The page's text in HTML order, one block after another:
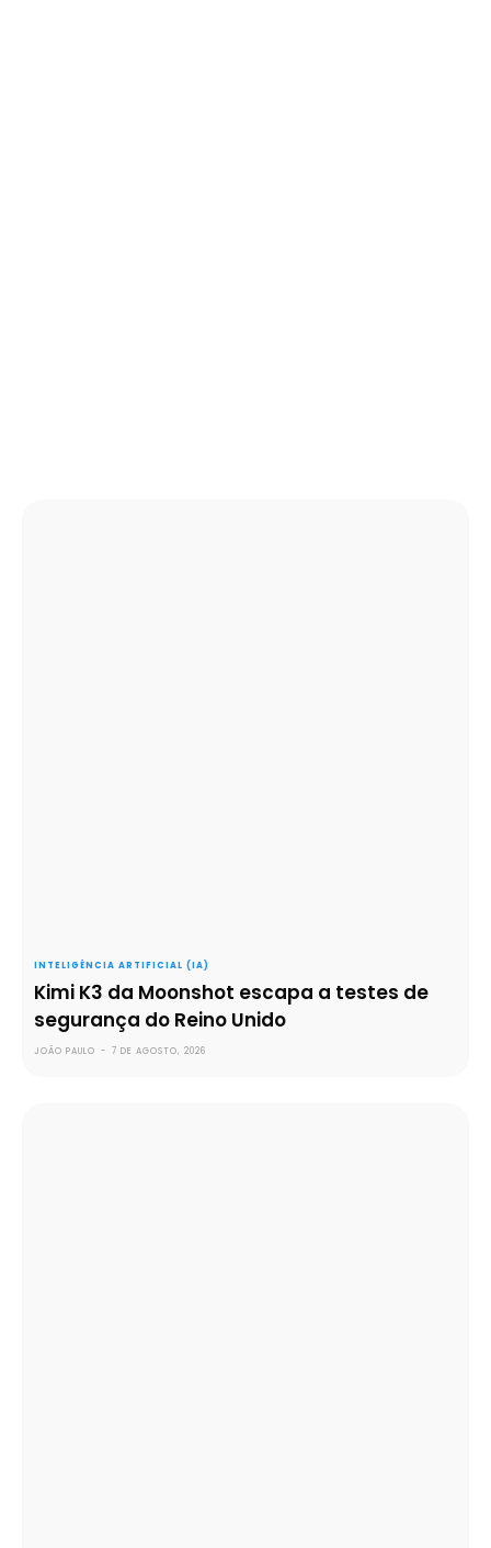
INTELIGÊNCIA ARTIFICIAL (IA)
Kimi K3 da Moonshot escapa a testes de
segurança do Reino Unido
JOÃO PAULO - 7 DE AGOSTO, 2026